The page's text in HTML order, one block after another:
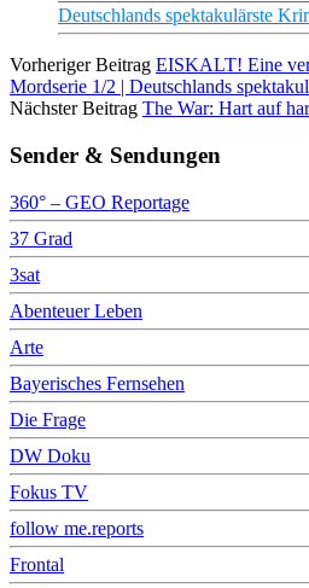
Deutschlands spektakulärste
Vorheriger Beitrag EISKALT! Eine
Mordserie 1/2 | Deutschlands
Nächster Beitrag The War: Hart auf
Sender & Sendungen
360° – GEO Reportage
37 Grad
3sat
Abenteuer Leben
Arte
Bayerisches Fernsehen
Die Frage
DW Doku
Fokus TV
follow me.reports
Frontal